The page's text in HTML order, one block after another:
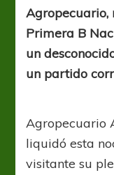
Agropecuario,
Primera B
un
un partido
Agropecuario
liquidó esta
visitante su